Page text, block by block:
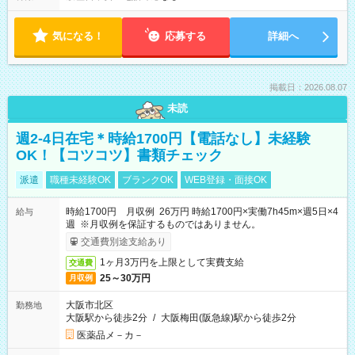
気になる！ 応募する 詳細へ
掲載日：2026.08.07
未読
週2-4日在宅＊時給1700円【電話なし】未経験
OK！【コツコツ】書類チェック
派遣 職種未経験OK ブランクOK WEB登録・面接OK
給与
時給1700円 月収例 26万円 時給1700円×実働7h45m×週5日×4
週 ※月収例を保証するものではありません。
交通費別途支給あり
交通費 1ヶ月3万円を上限として実費支給
月収例 25～30万円
勤務地
大阪市北区
大阪駅から徒歩2分 / 大阪梅田(阪急線)駅から徒歩2分
医薬品メ－カ－